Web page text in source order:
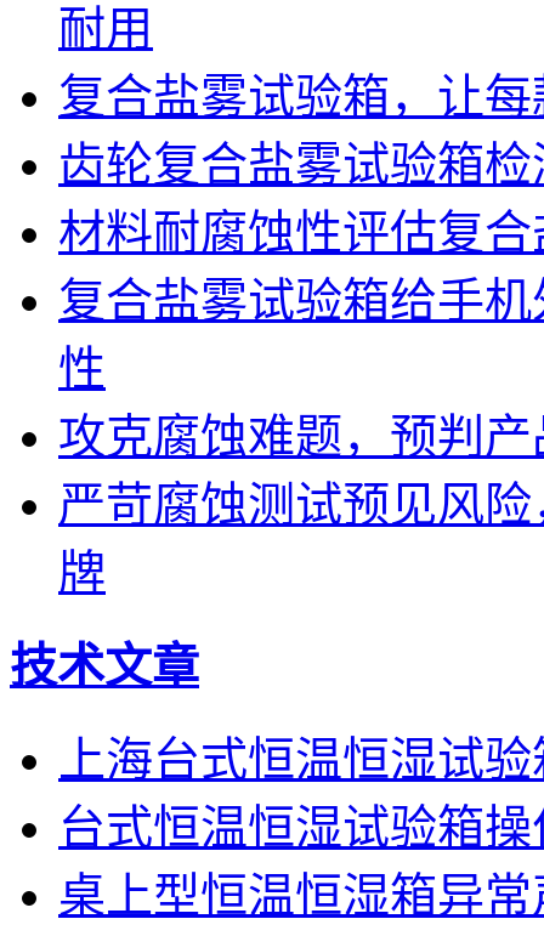
耐用
复合盐雾试验箱，让
齿轮复合盐雾试验箱
材料耐腐蚀性评估复
复合盐雾试验箱给手
性
攻克腐蚀难题，预判
严苛腐蚀测试预见风
牌
技术文章
上海台式恒温恒湿试
台式恒温恒湿试验箱
桌上型恒温恒湿箱异